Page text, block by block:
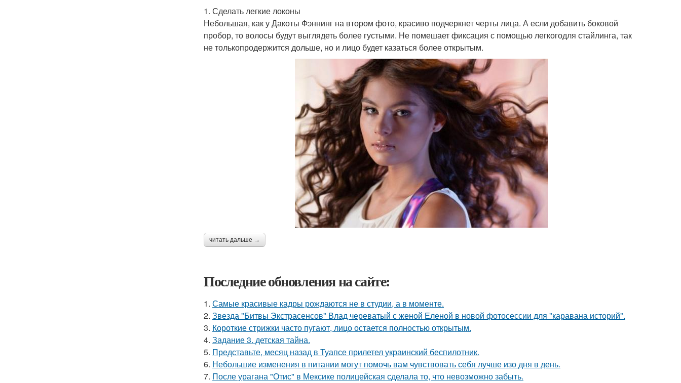
1. Сделать легкие локоны
Небольшая, как у Дакоты Фэннинг на втором фото, красиво подчеркнет черты лица. А если добавить боковой
пробор, то волосы будут выглядеть более густыми. Не помешает фиксация с помощью легкогодля стайлинга, так
не толькопродержится дольше, но и лицо будет казаться более открытым.
читать дальше →
Последние обновления на сайте:
1. Самые красивые кадры рождаются не в студии, а в моменте.
2. Звезда "Битвы Экстрасенсов" Влад череватый с женой Еленой в новой фотосессии для "каравана историй".
3. Короткие стрижки часто пугают, лицо остается полностью открытым.
4. Задание 3. детская тайна.
5. Представьте, месяц назад в Туапсе прилетел украинский беспилотник.
6. Небольшие изменения в питании могут помочь вам чувствовать себя лучше изо дня в день.
7. После урагана "Отис" в Мексике полицейская сделала то, что невозможно забыть.